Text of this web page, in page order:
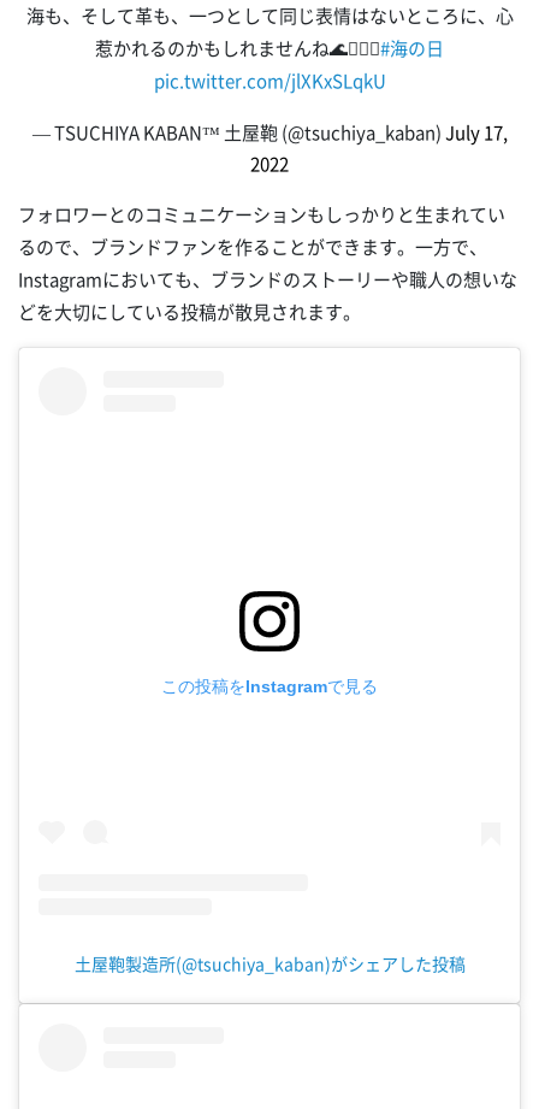
海も、そして革も、一つとして同じ表情はないところに、心
惹かれるのかもしれませんね🌊🏄🏻‍♂️#海の日
pic.twitter.com/jlXKxSLqkU
— TSUCHIYA KABAN™ 土屋鞄 (@tsuchiya_kaban)July 17,
2022
フォロワーとのコミュニケーションもしっかりと生まれてい
るので、ブランドファンを作ることができます。一方で、
Instagramにおいても、ブランドのストーリーや職人の想いな
どを大切にしている投稿が散見されます。
この投稿をInstagramで見る
土屋鞄製造所(@tsuchiya_kaban)がシェアした投稿